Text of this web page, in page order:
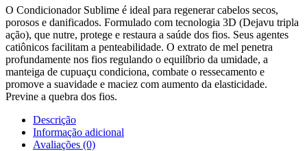
O Condicionador Sublime é ideal para regenerar cabelos secos,
porosos e danificados. Formulado com tecnologia 3D (Dejavu tripla
ação), que nutre, protege e restaura a saúde dos fios. Seus agentes
catiônicos facilitam a penteabilidade. O extrato de mel penetra
profundamente nos fios regulando o equilíbrio da umidade, a
manteiga de cupuaçu condiciona, combate o ressecamento e
promove a suavidade e maciez com aumento da elasticidade.
Previne a quebra dos fios.
Descrição
Informação adicional
Avaliações (0)